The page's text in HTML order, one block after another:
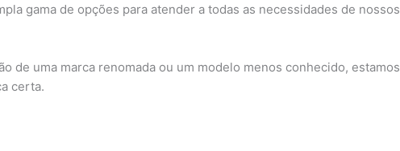
gama de opções para atender a todas as necessidades de nossos
de uma marca renomada ou um modelo menos conhecido, estamos
certa.